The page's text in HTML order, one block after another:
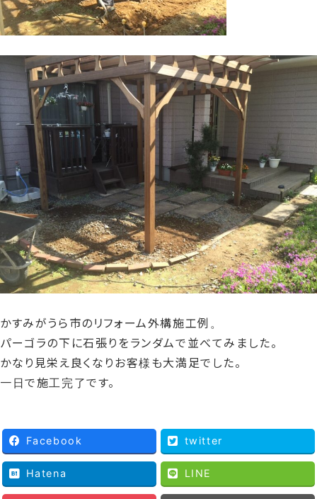
かすみがうら市のリフォーム外構施工例。
パーゴラの下に石張りをランダムで並べてみました。
かなり見栄え良くなりお客様も大満足でした。
一日で施工完了です。
Facebook twitter
Hatena LINE